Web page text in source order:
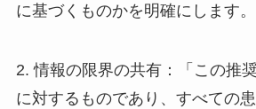
に基づくものかを明確にします。
2. 情報の限界の共有：「この推
に対するものであり、すべての